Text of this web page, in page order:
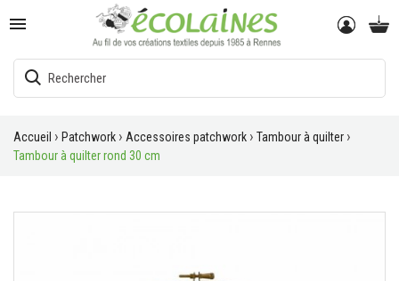

Accueil Patchwork Accessoires patchwork
Tambour à quilter
Tambour à quilter rond 30 cm